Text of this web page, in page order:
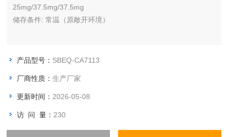
25mg/37.5mg/37.5mg
储存条件: 常温（原敞开环境）
产品型号： SBEQ-CA7113
厂商性质：生产厂家
更新时间： 2026-05-08
访 问 量： 230